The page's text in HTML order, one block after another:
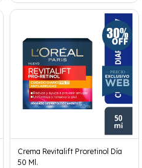
Crema Revitalift Proretinol Día
50 Ml.